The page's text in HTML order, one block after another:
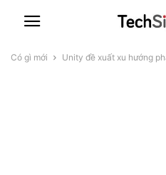
Có gì mới Unity đề xuất xu hướng